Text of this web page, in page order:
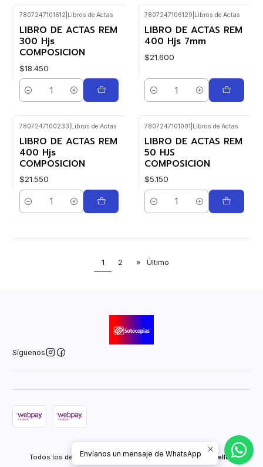
7807247101612 Libros de Actas
LIBRO DE ACTAS REM
300 Hjs
COMPOSICION
$18.450
Cantidad
7807247106129 Libros de Actas
LIBRO DE ACTAS REM
400 Hjs 7mm
$21.600
Cantidad
7807247100233 Libros de Actas
LIBRO DE ACTAS REM
400 Hjs
COMPOSICION
$21.550
Cantidad
7807247101001 Libros de Actas
LIBRO DE ACTAS REM
50 HJS
COMPOSICION
$5.150
Cantidad
1 2 » Último
Síguenos
Todos los derechos reservados.Desarrollado por Jumpseller.
Envíanos un mensaje de WhatsApp